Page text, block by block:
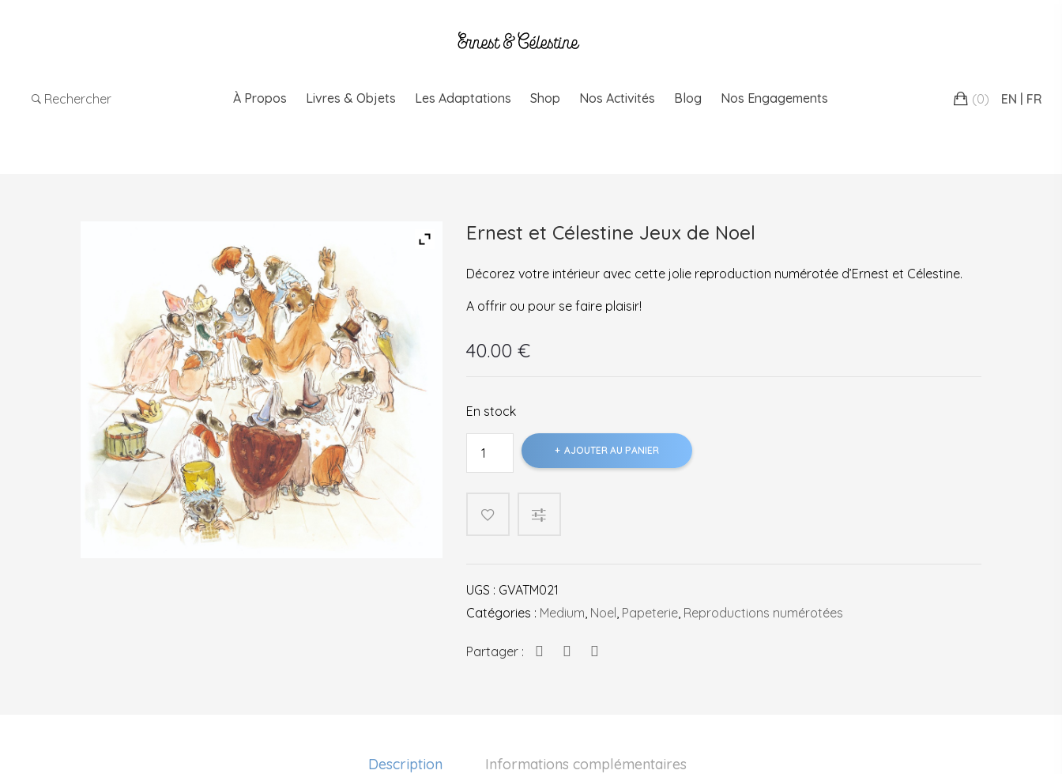
Rechercher À Propos Livres & Objets Les Adaptations Shop Nos Activités Blog Nos Engagements (0) EN FR
Ernest et Célestine Jeux de Noel
Décorez votre intérieur avec cette jolie reproduction numérotée d’Ernest et Célestine.
A offrir ou pour se faire plaisir!
40.00 €
En stock
Célestine
AJOUTER AU PANIER
UGS : GVATM021
Catégories : Medium, Noel , Papeterie, Reproductions numérotées
Partager :
Description Informations complémentaires